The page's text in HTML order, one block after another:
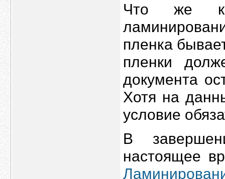
Что же
пленка
пленки
документа
Хотя на
условие
В
настоящее